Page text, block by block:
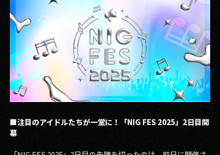
2020
2019
2018
2017
2016
2015
2014
■注目のアイドルたちが一堂に！「NIG FES 2025」2日目開
幕